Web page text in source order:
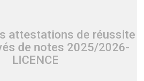
attestations de réussite
de notes 2025/2026-
LICENCE